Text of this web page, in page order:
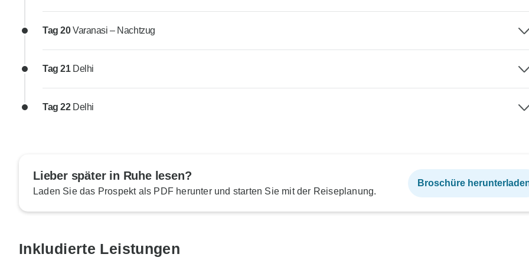
Tag 20Varanasi – Nachtzug
Tag 21 Delhi
Tag 22 Delhi
Lieber später in Ruhe lesen?
Laden Sie das Prospekt als PDF herunter und starten Sie mit der Reiseplanung.
Broschüre
Inkludierte Leistungen